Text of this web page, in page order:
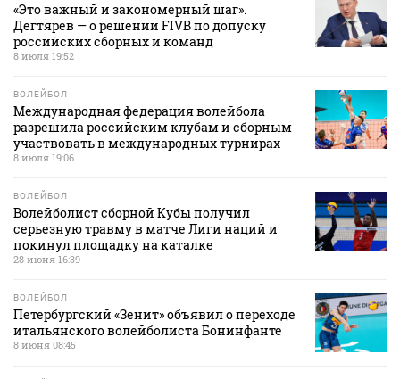
«Это важный и закономерный шаг».
Дегтярев — о решении FIVB по допуску
российских сборных и команд
8 июля 19:52
ВОЛЕЙБОЛ
Международная федерация волейбола
разрешила российским клубам и сборным
участвовать в международных турнирах
8 июля 19:06
ВОЛЕЙБОЛ
Волейболист сборной Кубы получил
серьезную травму в матче Лиги наций и
покинул площадку на каталке
28 июня 16:39
ВОЛЕЙБОЛ
Петербургский «Зенит» объявил о переходе
итальянского волейболиста Бонинфанте
8 июня 08:45